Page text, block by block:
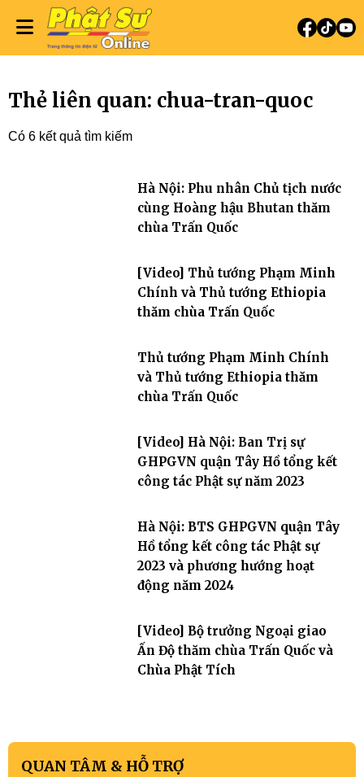
Thẻ liên quan: chua-tran-quoc
Có 6 kết quả tìm kiếm
Hà Nội: Phu nhân Chủ tịch nước
cùng Hoàng hậu Bhutan thăm
chùa Trấn Quốc
[Video] Thủ tướng Phạm Minh
Chính và Thủ tướng Ethiopia
thăm chùa Trấn Quốc
Thủ tướng Phạm Minh Chính
và Thủ tướng Ethiopia thăm
chùa Trấn Quốc
[Video] Hà Nội: Ban Trị sự
GHPGVN quận Tây Hồ tổng kết
công tác Phật sự năm 2023
Hà Nội: BTS GHPGVN quận Tây
Hồ tổng kết công tác Phật sự
2023 và phương hướng hoạt
động năm 2024
[Video] Bộ trưởng Ngoại giao
Ấn Độ thăm chùa Trấn Quốc và
Chùa Phật Tích
QUAN TÂM & HỖ TRỢ